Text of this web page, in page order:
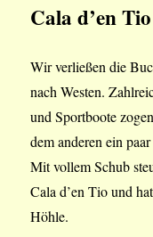
Cala d’en
Wir verließen die
nach Westen.
und Sportboote
dem anderen ein
Mit vollem Schub
Cala d’en Tio und
Höhle.